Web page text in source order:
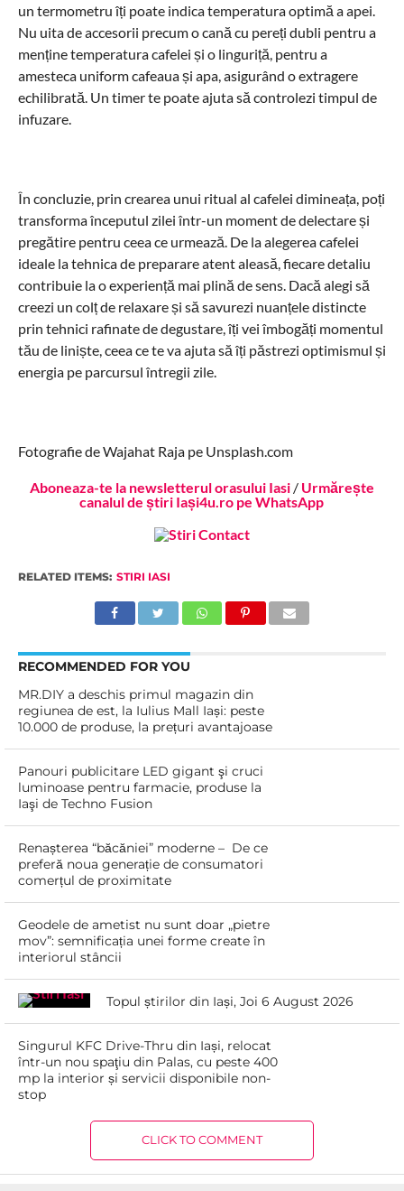
un termometru îți poate indica temperatura optimă a apei.
Nu uita de accesorii precum o cană cu pereți dubli pentru a
menține temperatura cafelei și o linguriță, pentru a
amesteca uniform cafeaua și apa, asigurând o extragere
echilibrată. Un timer te poate ajuta să controlezi timpul de
infuzare.
În concluzie, prin crearea unui ritual al cafelei dimineața, poți
transforma începutul zilei într-un moment de delectare și
pregătire pentru ceea ce urmează. De la alegerea cafelei
ideale la tehnica de preparare atent aleasă, fiecare detaliu
contribuie la o experiență mai plină de sens. Dacă alegi să
creezi un colț de relaxare și să savurezi nuanțele distincte
prin tehnici rafinate de degustare, îți vei îmbogăți momentul
tău de liniște, ceea ce te va ajuta să îți păstrezi optimismul și
energia pe parcursul întregii zile.
Fotografie de Wajahat Raja pe Unsplash.com
Aboneaza-te la newsletterul orasului Iasi/ Urmărește
canalul de știri Iași4u.ro pe WhatsApp
RELATED ITEMS: STIRI IASI
RECOMMENDED FOR YOU
MR.DIY a deschis primul magazin din
regiunea de est, la Iulius Mall Iași: peste
10.000 de produse, la prețuri avantajoase
Panouri publicitare LED gigant şi cruci
luminoase pentru farmacie, produse la
Iaşi de Techno Fusion
Renașterea “băcăniei” moderne – De ce
preferă noua generație de consumatori
comerțul de proximitate
Geodele de ametist nu sunt doar „pietre
mov”: semnificația unei forme create în
interiorul stâncii
Topul știrilor din Iași, Joi 6 August 2026
Singurul KFC Drive-Thru din Iași, relocat
într-un nou spaţiu din Palas, cu peste 400
mp la interior și servicii disponibile non-
stop
CLICK TO COMMENT